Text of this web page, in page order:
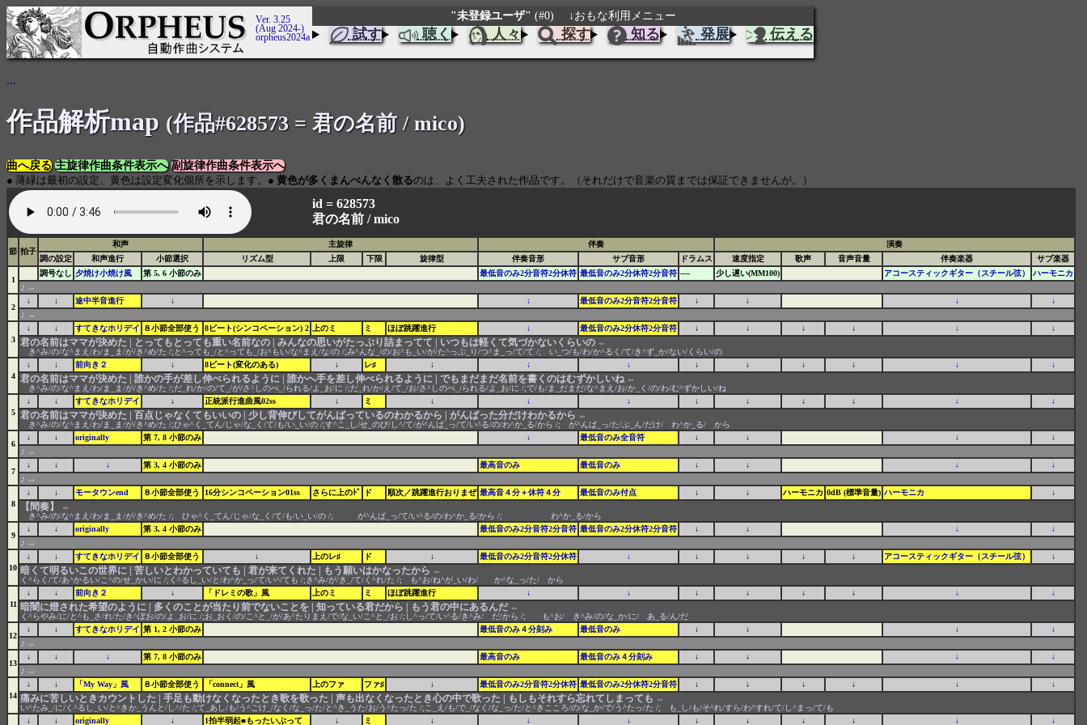
Ver. 3.25
(Aug 2024-)
orpheus2024a
"未登録ユーザ" (#0) ↓おもな利用メニュー
試す 聴く 人々 探す 知る 発展 伝える
...
作品解析map (作品#628573 = 君の名前 / mico)
曲へ戻る 主旋律作曲条件表示へ 副旋律作曲条件表示へ
● 薄緑は最初の設定、黄色は設定変化個所を示します。● 黄色が多くまんべんなく散るのは、よく工夫された作品です。（それだけで音楽の質までは保証できませんが。）
id = 628573
君の名前 /mico
節 拍子
和声 主旋律 伴奏
演奏
調の設定
和声進行 小節選択 リズム型 上限 下限 旋律型 伴奏音形 サブ音形 ドラムス 速度指定 歌声 音声音量 伴奏楽器 サブ楽器
1
調号なし 夕焼け小焼け風 第 5, 6 小節のみ 最低音のみ2分音符2分休符 最低音のみ2分休符2分音符 ---- 少し遅い(MM100) アコースティックギター（スチール弦） ハーモニカ
♪ ⇔
2
↓ ↓ 途中半音進行 ↓ ↓ 最低音のみ2分音符2分音符 ↓ ↓ ↓ ↓
♪ ⇔
3
↓ ↓ すてきなホリデイ ８小節全部使う 8ビート(シンコペーション) 2 上のミ ミ ほぼ跳躍進行 ↓ 最低音のみ2分休符2分音符 ↓ ↓ ↓ ↓ ↓ ↓
君の名前はママが決めた | とってもとっても重い名前なの | みんなの思いがたっぷり詰まってて | いつもは軽くて気づかないくらいの ⇔
き^み/の/な^まえ/わ/ま_ま/が/き^め/た /;と^っても_/と^っても_/お^もい/な^まえ/な/の /;み^んな_/の/お^も_い/が/た^っぷ_り/つ^ま_っ/て/て /; い_つ/も/わ/か^るく/て/き^ず_か/ない/くらい/の
4
↓ ↓ 前向き２ ↓ 8ビート(変化のある) ↓ レ♯ ↓ ↓ ↓ ↓ ↓ ↓ ↓ ↓ ↓
君の名前はママが決めた | 誰かの手が差し伸べられるように | 誰かへ手を差し伸べられるように | でもまだまだ名前を書くのはむずかしいね ⇔
き^み/の/な^まえ/わ/ま_ま/が/き^め/た /;だ_れ/か/の/て_/が/さ^しのべ_/られる/よ_お/に /;だ_れ/か/え/て_/お/さ^しのべ_/られる/よ_お/に /;で/も/ま_だまだ/な^まえ/お/か_く/の/わ/む^ずかしい/ね
5
↓ ↓ すてきなホリデイ ↓ 正統派行進曲風02ss ↓ ミ ↓ ↓ ↓ ↓ ↓ ↓ ↓ ↓ ↓
君の名前はママが決めた | 百点じゃなくてもいいの | 少し背伸びしてがんばっているのわかるから | がんばった分だけわかるから ⇔
き^み/の/な^まえ/わ/ま_ま/が/き^め/た /;ひゃ^く_てん/じゃ/な_く/て/も/い_い/の /;す^こ_し/せ_のび/し^/て/が^んば_っ/て/い^る/の/わ^か_る/から /; が^んば_っ/た/ぶ_ん/だけ/ わ^か_る/ から
6
↓ ↓ originally 第 7, 8 小節のみ ↓ 最低音のみ全音符 ↓ ↓ ↓ ↓
♪ ⇔
7
↓ ↓ ↓ 第 3, 4 小節のみ 最高音のみ 最低音のみ ↓ ↓ ↓ ↓
♪ ⇔
8
↓ ↓ モータウンend ８小節全部使う 16分シンコペーション01ss さらに上のﾄﾞ ド 順次／跳躍進行おりまぜ 最高音４分＋休符４分 最低音のみ付点 ↓ ↓ ハーモニカ 0dB (標準音量) ハーモニカ ↓
【間奏】
⇔
き^み/の/な^まえ/わ/ま_ま/が/き^め/た /; ひゃ^く_てん/じゃ/な_く/て/も/い_い/の /; が^んば_っ/て/い^る/の/わ^か_る/から /; わ^か_る/から
9
↓ ↓ originally 第 3, 4 小節のみ 最低音のみ2分音符2分音符 最低音のみ2分休符2分音符 ↓ ↓ ↓ ↓
♪ ⇔
10
↓ ↓ すてきなホリデイ ８小節全部使う ↓ 上のレ♯ ド ↓ 最低音のみ2分音符2分休符 ↓ ↓ ↓ ↓ ↓ アコースティックギター（スチール弦） ↓
暗くて明るいこの世界に | 苦しいとわかっていても | 君が来てくれた | もう願いはかなったから ⇔
く^らく/て/あ^かるい/こ^の/せ_かい/に /;く^るし_い/と/わ^か_っ/て/い^/ても /;き^み/が/き_/て/く^れ/た /; も^お/ね^が_い/わ/ か^な_っ/た/ から
11
↓ ↓ 前向き２ ↓ 「ドレミの歌」風 上のミ ミ ほぼ跳躍進行 ↓ ↓ ↓ ↓ ↓ ↓ ↓ ↓
暗闇に燈された希望のように | 多くのことが当たり前でないことを | 知っている君だから | もう君の中にあるんだ ⇔
く^らやみ/に/と^も_さ/れ/た/き^ぼお/の/よ_お/に /;お_おく/の/こ^と_/が/あ^たりまえ/で/な_い/こ^と_/お /;し^っ/て/い^る/き^み/ だ/から /; も^お/ き^み/の/な_か/に/ あ_る/ん/だ
12
↓ ↓ すてきなホリデイ 第 1, 2 小節のみ 最低音のみ４分刻み 最低音のみ ↓ ↓ ↓ ↓
♪ ⇔
13
↓ ↓ ↓ 第 7, 8 小節のみ 最高音のみ 最低音のみ４分刻み ↓ ↓ ↓ ↓
♪ ⇔
14
↓ ↓ 「My Way」風 ８小節全部使う 「connect」風 上のファ ファ♯ ↓ 最低音のみ2分音符2分休符 最低音のみ2分休符2分音符 ↓ ↓ ↓ ↓ ↓ ↓
痛みに苦しいときカウントした | 手足も動けなくなったとき歌を歌った | 声も出なくなったとき心の中で歌った | もしもそれすら忘れてしまっても ⇔
い^たみ_/に/く^るし_い/と^きか_うんと/し^/た /;て_あし/も/う^ごけ_/なく/な_っ/た/と^き_うた/お/う^たっ/た /;こ_え/も/で_/なく/な_っ/た/と^きこころ/の/な_か/で/う^たっ/た /; も_し/も/そ^れ/すら/わ^すれ/て/し^まっ/て/も
↓
↓ originally ↓ 1拍半弱起■もったいぶって ↓ ミ ↓ ↓ ↓ ↓ ↓ ↓ ↓ ↓ ↓